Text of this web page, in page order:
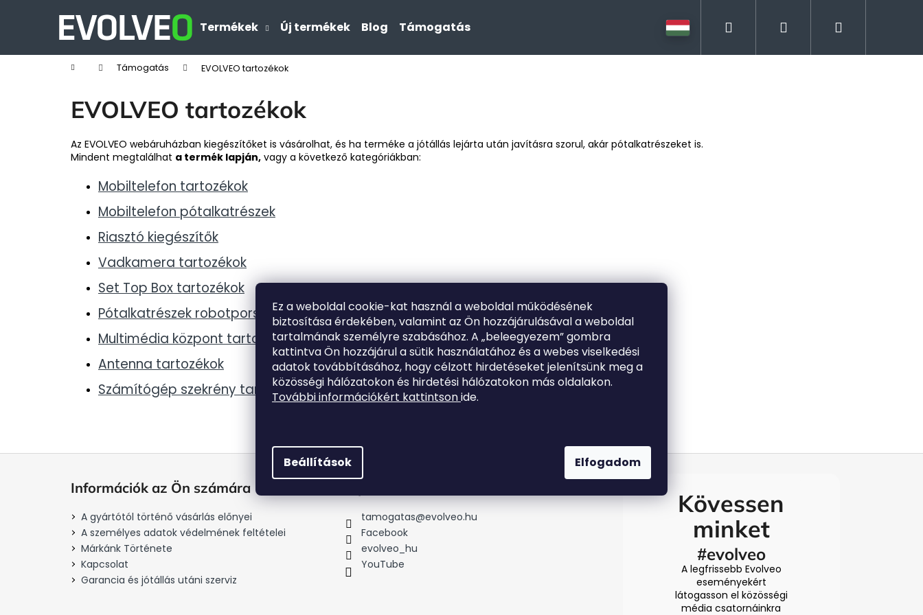
Ez a weboldal cookie-kat használ a weboldal működésének
biztosítása érdekében, valamint az Ön hozzájárulásával a weboldal
tartalmának személyre szabásához. A „beleegyezem” gombra
kattintva Ön hozzájárul a sütik használatához és a webes viselkedési
adatok továbbításához, hogy célzott hirdetéseket jelenítsünk meg a
közösségi hálózatokon és hirdetési hálózatokon más oldalakon.
További információkért kattintsonide.
Beállítások Elfogadom
Termékek Új termékek Blog Támogatás Keresés Bejelentkezés
KezdőlapTámogatás EVOLVEO tartozékok
EVOLVEO tartozékok
Az EVOLVEO webáruházban kiegészítőket is vásárolhat, és ha terméke a jótállás lejárta után javításra szorul, akár pótalkatrészeket is.
Mindent megtalálhat a termék lapján, vagy a következő kategóriákban:
Mobiltelefon tartozékok
Mobiltelefon pótalkatrészek
Riasztó kiegészítők
Vadkamera tartozékok
Set Top Box tartozékok
Pótalkatrészek robotporszívókhoz
Multimédia központ tartozékok
Antenna tartozékok
Számítógép szekrény tartozékok
á
Vissza
Vissza
Információk az Ön számára
A gyártótól történő vásárlás előnyei
A személyes adatok védelmének feltételei
Márkánk Története
Kapcsolat
Garancia és jótállás utáni szerviz
tamogatas@evolveo.hu
Facebook
evolveo_hu
YouTube
Kövessen
minket
#evolveo
A legfrissebb Evolveo
eseményekért
látogasson el közösségi
média csatornáinkra